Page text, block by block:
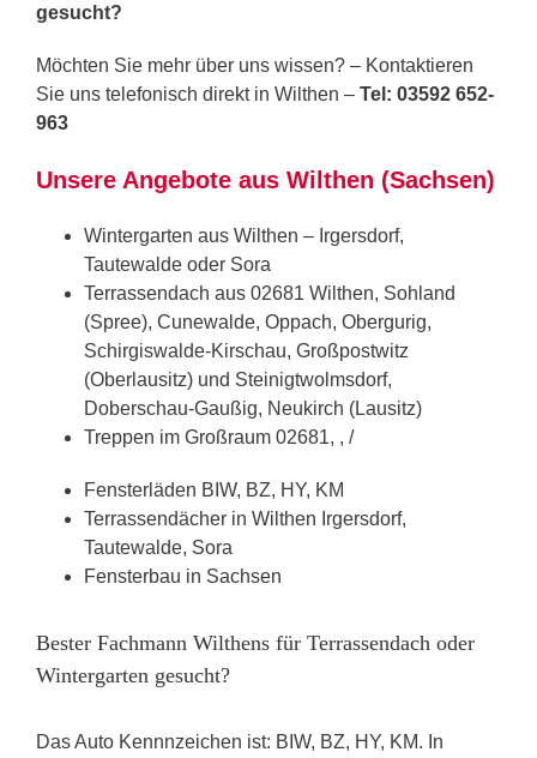
gesucht?
Möchten Sie mehr über uns wissen? – Kontaktieren
Sie uns telefonisch direkt in Wilthen – Tel: 03592 652-
963
Unsere Angebote aus Wilthen (Sachsen)
Wintergarten aus Wilthen – Irgersdorf,
Tautewalde oder Sora
Terrassendach aus 02681 Wilthen, Sohland
(Spree), Cunewalde, Oppach, Obergurig,
Schirgiswalde-Kirschau, Großpostwitz
(Oberlausitz) und Steinigtwolmsdorf,
Doberschau-Gaußig, Neukirch (Lausitz)
Treppen im Großraum 02681, , /
Fensterläden BIW, BZ, HY, KM
Terrassendächer in Wilthen Irgersdorf,
Tautewalde, Sora
Fensterbau in Sachsen
Bester Fachmann Wilthens für Terrassendach oder
Wintergarten gesucht?
Das Auto Kennnzeichen ist: BIW, BZ, HY, KM. In